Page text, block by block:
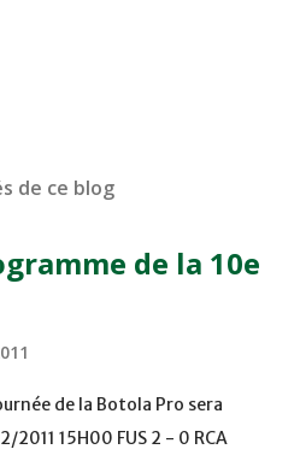
de ce blog
de la 10e
de la Botola Pro sera
2011 15H00 FUS 2 - 0 RCA